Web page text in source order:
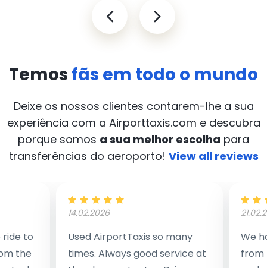
Temos fãs em todo o mundo
Deixe os nossos clientes contarem-lhe a sua
experiência com a Airporttaxis.com e descubra
porque somos a sua melhor escolha para
transferências do aeroporto! View all reviews
to
the
14.02.2026
Used AirportTaxis so many
times. Always good service at
We
from